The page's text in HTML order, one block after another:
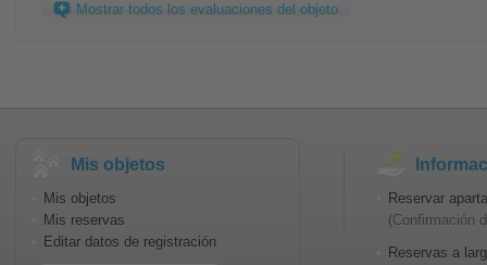
Mostrar todos los evaluaciones del objeto
Mis objetos
Mis objetos
Mis reservas
Editar datos de registración
Reservar
(Confirmación
Reservas a